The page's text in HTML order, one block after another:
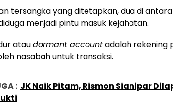
tersangka yang ditetapkan, dua di
menjadi pintu masuk kejahatan.
ataudormant accountadalah rekening
nasabah untuk transaksi.
: JK Naik Pitam, Rismon Sianipar